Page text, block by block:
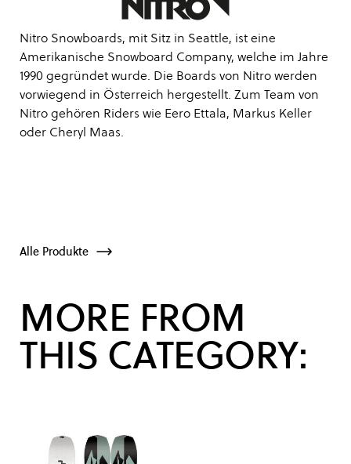
Nitro Snowboards, mit Sitz in Seattle, ist eine
Amerikanische Snowboard Company, welche im Jahre
1990 gegründet wurde. Die Boards von Nitro werden
vorwiegend in Österreich hergestellt. Zum Team von
Nitro gehören Riders wie Eero Ettala, Markus Keller
oder Cheryl Maas.
Alle Produkte
MORE FROM
THIS CATEGORY: